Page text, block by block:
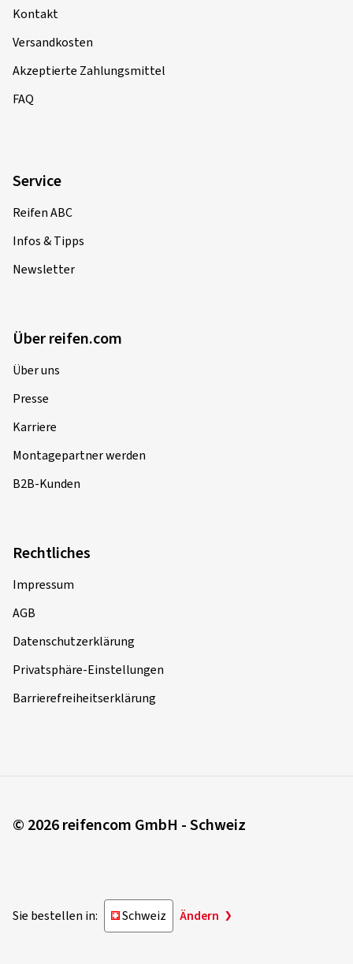
Kontakt
Versandkosten
Akzeptierte Zahlungsmittel
FAQ
Service
Reifen ABC
Infos & Tipps
Newsletter
Über reifen.com
Über uns
Presse
Karriere
Montagepartner werden
B2B-Kunden
Rechtliches
Impressum
AGB
Datenschutzerklärung
Privatsphäre-Einstellungen
Barrierefreiheitserklärung
© 2026 reifencom GmbH - Schweiz
Sie bestellen in: Schweiz Ändern